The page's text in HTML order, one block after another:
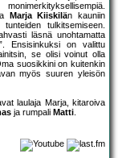
Marja Kiiskilän kauniin
tulkitsemiseen.
läsnä unohtamatta
Ensisinkuksi on valittu
se olisi voinut olla
suosikkini on kuitenkin
myös suuren yleisön
laulaja Marja, kitaroiva
ja rumpali Matti.